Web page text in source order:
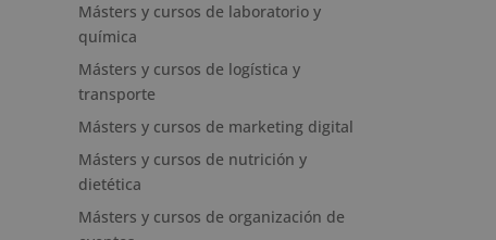
Másters y cursos de laboratorio y
química
Másters y cursos de logística y
transporte
Másters y cursos de marketing digital
Másters y cursos de nutrición y
dietética
Másters y cursos de organización de